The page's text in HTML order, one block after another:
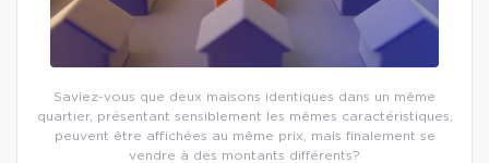
Saviez-vous que deux maisons identiques dans un même
quartier, présentant sensiblement les mêmes caractéristiques,
peuvent être affichées au même prix, mais finalement se
vendre à des montants différents?